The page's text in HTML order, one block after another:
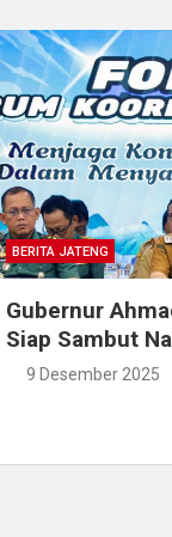
BERITA JATENG
Gubernur
Siap Sambut
9 Desember 2025